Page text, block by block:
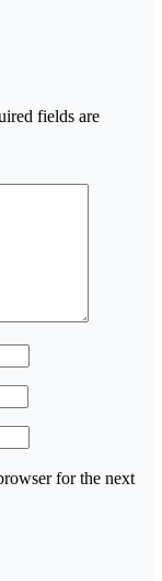
fields are
for the next